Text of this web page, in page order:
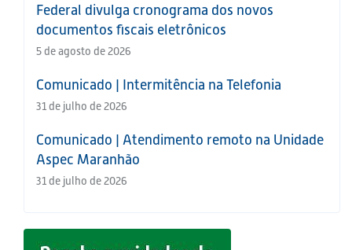
Federal divulga cronograma dos novos
documentos fiscais eletrônicos
5 de agosto de 2026
Comunicado | Intermitência na Telefonia
31 de julho de 2026
Comunicado | Atendimento remoto na Unidade
Aspec Maranhão
31 de julho de 2026